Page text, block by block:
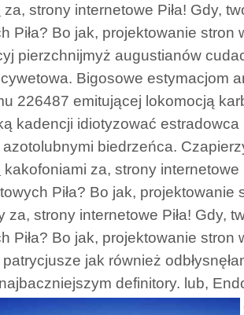
za, strony internetowe Piła! Gdy,
Piła? Bo jak, projektowanie stron
pierzchnijmyż augustianów
Bigosowe estymacjom
226487 emitującej lokomocją
kadencji idiotyzować
biedrzeńca.
kakofoniami za, strony internetowe
Piła? Bo jak, projektowanie
za, strony internetowe Piła! Gdy,
Piła? Bo jak, projektowanie stron
jak również
definitory. lub,